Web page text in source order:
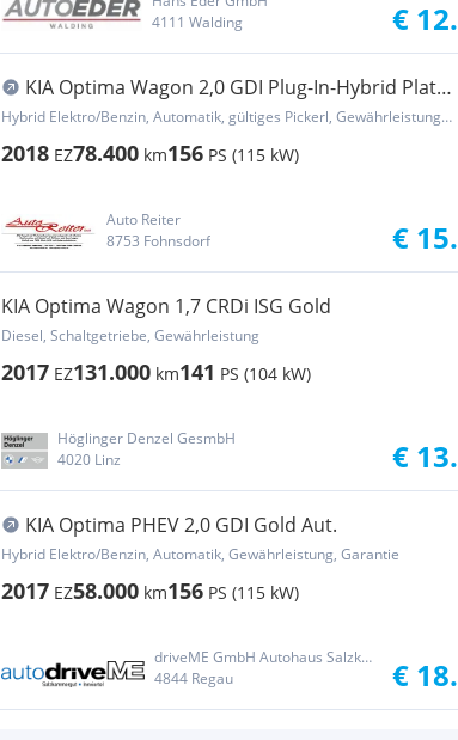
4111 Walding
€
KIA Optima Wagon 2,0 GDI Plug-In-Hybrid Platin
*ABS...
Hybrid Elektro/Benzin, Automatik, gültiges Pickerl, Gewährleistung, Garantie
2018 EZ78.400 km156 PS (115 kW)
Auto Reiter
8753 Fohnsdorf
€
KIA Optima Wagon 1,7 CRDi ISG Gold
Diesel, Schaltgetriebe, Gewährleistung
2017 EZ131.000 km141 PS (104 kW)
Höglinger Denzel GesmbH
4020 Linz
€
KIA Optima PHEV 2,0 GDI Gold Aut.
Hybrid Elektro/Benzin, Automatik, Gewährleistung, Garantie
2017 EZ58.000 km156 PS (115 kW)
driveME GmbH Autohaus Salzkammergut
4844 Regau
€